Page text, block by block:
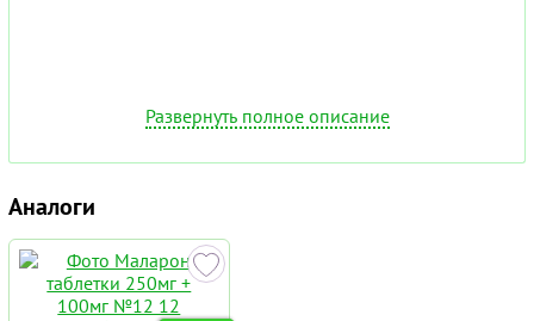
Развернуть полное описание
Аналоги